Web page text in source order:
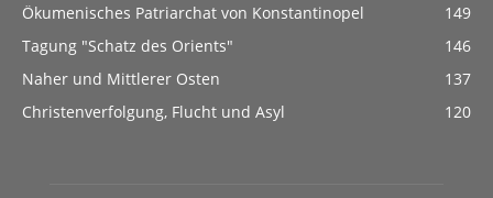
Ökumenisches Patriarchat von Konstantinopel
149
Tagung "Schatz des Orients"
146
Naher und Mittlerer Osten
137
Christenverfolgung, Flucht und Asyl
120